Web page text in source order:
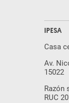
IPESA
Casa
Av.
15022
Razón
RUC